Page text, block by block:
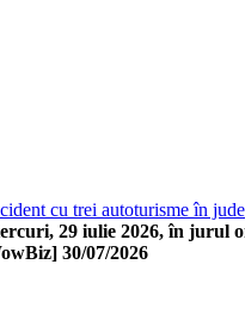
cu trei autoturisme în
29 iulie 2026, în jurul
30/07/2026